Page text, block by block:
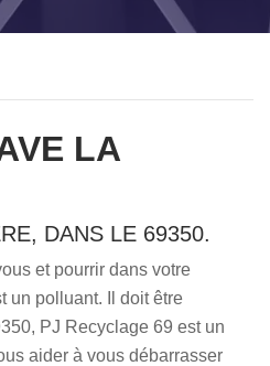
LA
DANS LE 69350.
et pourrir dans votre
un polluant. Il doit être
PJ Recyclage 69 est un
aider à vous débarrasser